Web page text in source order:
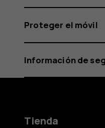
Proteger el móvil
Información de
Tienda